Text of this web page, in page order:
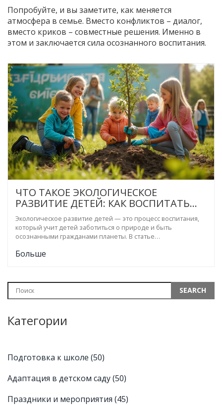
Попробуйте, и вы заметите, как меняется
атмосфера в семье. Вместо конфликтов – диалог,
вместо криков – совместные решения. Именно в
этом и заключается сила осознанного воспитания.
ЧТО ТАКОЕ ЭКОЛОГИЧЕСКОЕ
РАЗВИТИЕ ДЕТЕЙ: КАК ВОСПИТАТЬ
ОСОЗНАННЫХ И ЗАБОТЛИВЫХ
Экологическое развитие детей — это процесс воспитания,
который учит детей заботиться о природе и быть
осознанными гражданами планеты. В статье
воспитания, включающие практические советы и
Больше
Категории
Подготовка к школе (50)
Адаптация в детском саду(50)
Праздники и мероприятия (45)